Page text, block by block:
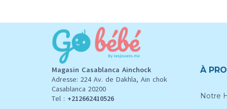
Magasin Casablanca Ainchock
Adresse: 224 Av. de Dakhla, Ain chok
Casablanca 20200
Tel : +212662410526
À
Notre